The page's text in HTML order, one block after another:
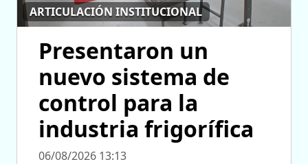
ARTICULACIÓN INSTITUCIONAL
Presentaron un
nuevo sistema de
control para la
industria frigorífica
06/08/2026 13:13